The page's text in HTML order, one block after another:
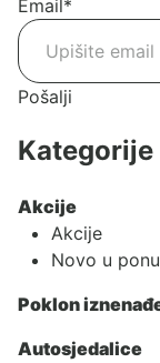
Email*
Pošalji
Kategorije
Akcije
Akcije
Novo u
Poklon
Autosjedalice